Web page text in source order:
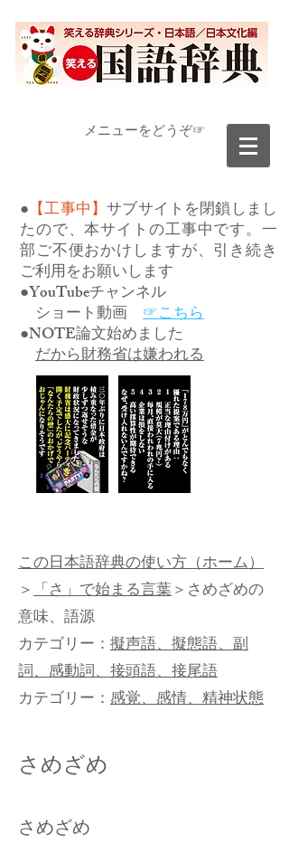
​メニューをどうぞ☞
● 【工事中】サブサイトを閉鎖しまし
たので、本サイトの工事中です。一
部ご不便おかけしますが、引き続き
ご利用をお願いします
●YouTubeチャンネル
ショート動画 ☞こちら
●NOTE論文始めました
だから財務省は嫌われる
この日本語辞典の使い方（ホーム）
＞「さ」で始まる言葉＞さめざめの
意味、語源
カテゴリー： 擬声語、擬態語、副
詞、感動詞、接頭語、接尾語
カテゴリー： 感覚、感情、精神状態
さめざめ
さめざめ